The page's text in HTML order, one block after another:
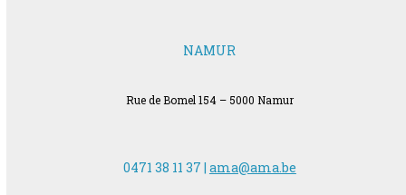
NAMUR
Rue de Bomel 154 – 5000 Namur
0471 38 11 37 | ama@ama.be